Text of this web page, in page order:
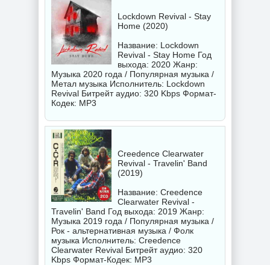
Lockdown Revival - Stay
Home (2020)
Название: Lockdown
Revival - Stay Home Год
выхода: 2020 Жанр:
Музыка 2020 года / Популярная музыка /
Метал музыка Исполнитель: Lockdown
Revival Битрейт аудио: 320 Kbps Формат-
Кодек: MP3
Creedence Clearwater
Revival - Travelin' Band
(2019)
Название: Creedence
Clearwater Revival -
Travelin' Band Год выхода: 2019 Жанр:
Музыка 2019 года / Популярная музыка /
Рок - альтернативная музыка / Фолк
музыка Исполнитель: Creedence
Clearwater Revival Битрейт аудио: 320
Kbps Формат-Кодек: MP3